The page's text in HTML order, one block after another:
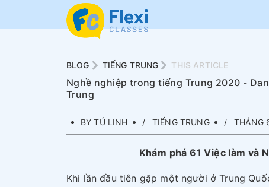
BLOG TIẾNG TRUNG THIS ARTICLE
Nghề nghiệp trong tiếng Trung 2020 -
Trung
BY TÚ LINH TIẾNG TRUNG THÁNG
Khám phá 61 Việc làm và
Khi lần đầu tiên gặp một người ở Trung